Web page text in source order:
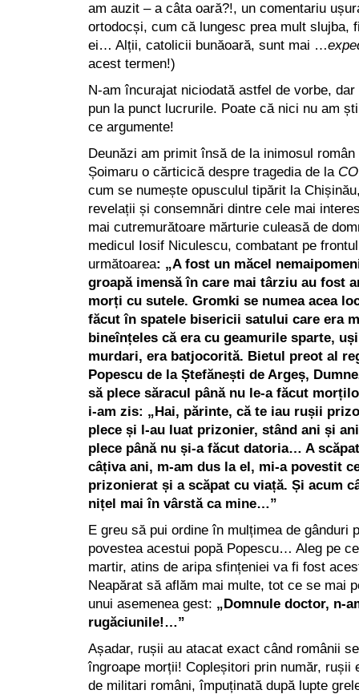
am auzit – a câta oară?!, un comentariu
ortodocși, cum că lungesc prea mult slujba,
ei… Alții, catolicii bunăoară, sunt mai …
acest termen!)
N-am încurajat niciodată astfel de vorbe,
pun la punct lucrurile. Poate că nici nu am
ce argumente!
Deunăzi am primit însă de la inimosul
Șoimaru o cărticică despre tragedia de la
cum se numește opusculul tipărit la
revelații și consemnări dintre cele mai
mai cutremurătoare mărturie culeasă de
medicul Iosif Niculescu, combatant pe
următoarea: „A fost un măcel
groapă imensă în care mai târziu au fost
morți cu sutele. Gromki se numea acea
făcut în spatele bisericii satului care era
bineînțeles că era cu geamurile sparte,
murdari, era batjocorită. Bietul preot al
Popescu de la Ștefănești de Argeș,
să plece săracul până nu le-a făcut
i-am zis: „Hai, părinte, că te iau rușii
plece și l-au luat prizonier, stând ani și
plece până nu și-a făcut datoria… A
câțiva ani, m-am dus la el, mi-a povestit
prizonierat și a scăpat cu viață. Și acum
nițel mai în vârstă ca mine…”
E greu să pui ordine în mulțimea de gânduri
povestea acestui popă Popescu… Aleg pe
martir, atins de aripa sfințeniei va fi fost
Neapărat să aflăm mai multe, tot ce se mai
unui asemenea gest: „Domnule doctor, n-
rugăciunile!…”
Așadar, rușii au atacat exact când românii
îngroape morții! Copleșitori prin număr, rușii
de militari români, împuținată după lupte